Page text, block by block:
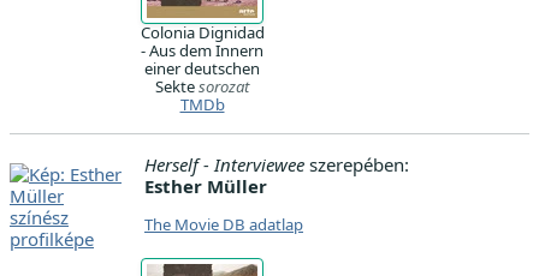
Colonia Dignidad
- Aus dem Innern
einer deutschen
Sektesorozat
TMDb
Herself - Interviewee szerepében:
Esther Müller
The Movie DB adatlap